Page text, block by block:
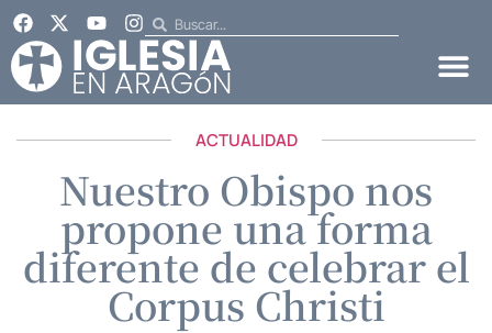
ACTUALIDAD
Nuestro Obispo nos
propone una forma
diferente de celebrar el
Corpus Christi